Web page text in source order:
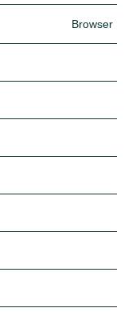
Browser